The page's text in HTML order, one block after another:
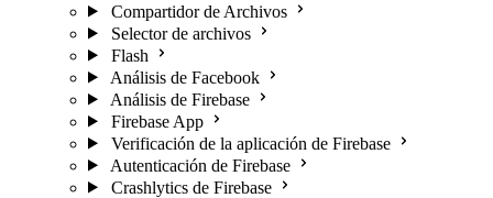
Compartidor de Archivos
Selector de archivos
Flash
Análisis de Facebook
Análisis de Firebase
Firebase App
Verificación de la aplicación de Firebase
Autenticación de Firebase
Crashlytics de Firebase